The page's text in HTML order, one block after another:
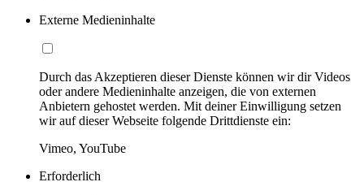
Externe Medieninhalte
Durch das Akzeptieren dieser Dienste können wir dir Videos
oder andere Medieninhalte anzeigen, die von externen
Anbietern gehostet werden. Mit deiner Einwilligung setzen
wir auf dieser Webseite folgende Drittdienste ein:
Vimeo, YouTube
Erforderlich